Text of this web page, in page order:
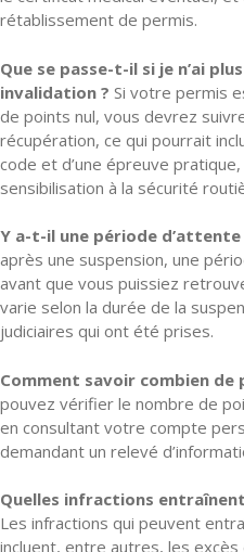
rétablissement de permis.
Que se passe-t-il si je n’ai
invalidation ? Si votre permis
de points nul, vous devrez
récupération, ce qui pourrait
code et d’une épreuve
sensibilisation à la sécurité
Y a-t-il une période d’attente
après une suspension, une
avant que vous puissiez
varie selon la durée de la
judiciaires qui ont été prises.
Comment savoir combien de
pouvez vérifier le nombre de
en consultant votre compte
demandant un relevé
Quelles infractions
Les infractions qui peuvent
incluent, entre autres, les